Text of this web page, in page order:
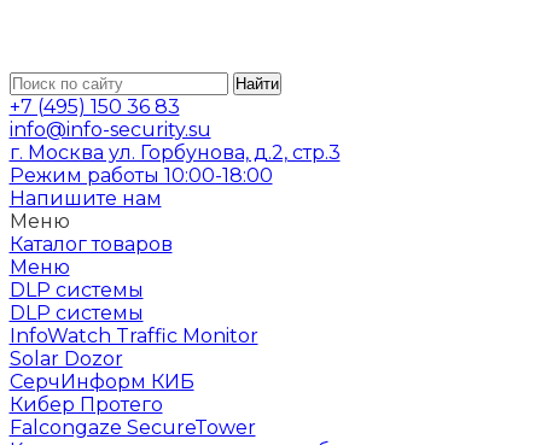
Найти
+7 (495) 150 36 83
info@info-security.su
г. Москва ул. Горбунова, д.2, стр.3
Режим работы 10:00-18:00
Напишите нам
Меню
Каталог товаров
Меню
DLP системы
DLP системы
InfoWatch Traffic Monitor
Solar Dozor
СерчИнформ КИБ
Кибер Протего
Falcongaze SecureTower